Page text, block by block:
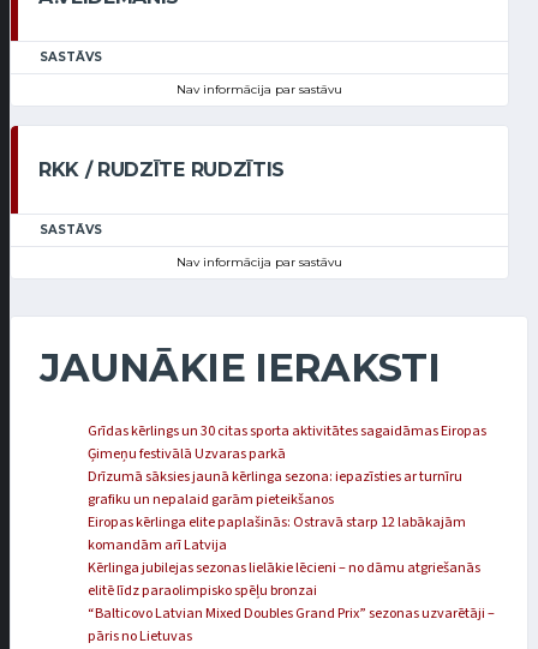
SASTĀVS
Nav informācija par sastāvu
RKK / RUDZĪTE RUDZĪTIS
SASTĀVS
Nav informācija par sastāvu
JAUNĀKIE IERAKSTI
Grīdas kērlings un 30 citas sporta aktivitātes sagaidāmas Eiropas
Ģimeņu festivālā Uzvaras parkā
Drīzumā sāksies jaunā kērlinga sezona: iepazīsties ar turnīru
grafiku un nepalaid garām pieteikšanos
Eiropas kērlinga elite paplašinās: Ostravā starp 12 labākajām
komandām arī Latvija
Kērlinga jubilejas sezonas lielākie lēcieni – no dāmu atgriešanās
elitē līdz paraolimpisko spēļu bronzai
“Balticovo Latvian Mixed Doubles Grand Prix” sezonas uzvarētāji –
pāris no Lietuvas